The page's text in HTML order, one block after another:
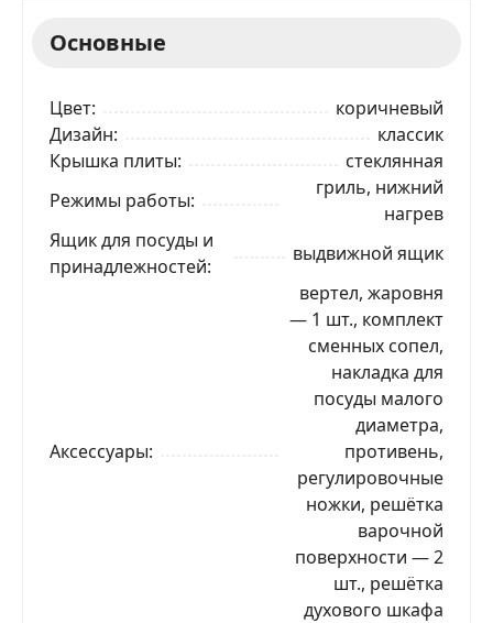
Основные
Цвет
коричневый
Дизайн
классик
Крышка плиты
стеклянная
Режимы работы
гриль, нижний
нагрев
Ящик для посуды и
принадлежностей
выдвижной ящик
Аксессуары
вертел, жаровня
— 1 шт., комплект
сменных сопел,
накладка для
посуды малого
диаметра,
противень,
регулировочные
ножки, решётка
варочной
поверхности — 2
шт., решётка
духового шкафа